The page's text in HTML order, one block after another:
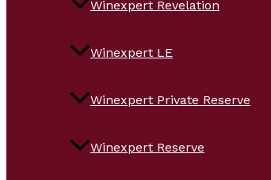
Winexpert Revelation
Winexpert LE
Winexpert Private Reserve
Winexpert Reserve